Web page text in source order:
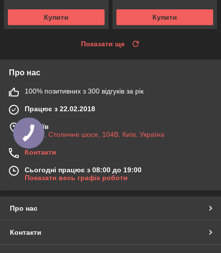
Купити Купити
Показати ще
Про нас
100% позитивних з 300 відгуків за рік
Працює з 22.02.2018
м. Київ
03045, Столичне шосе, 104B, Київ, Україна
Контакти
Сьогодні працює з 08:00 до 19:00
Показати весь графік роботи
Про нас
Контакти